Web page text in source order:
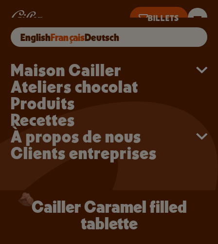
Cailler Caramel filled
EnglishFrançaisDeutsch
Maison Cailler
Ateliers chocolat
Produits
Recettes
À propos de nous
Clients entreprises
BILLETS
10H À 18H · DERNIÈRES VENTES À 17H
Cailler Caramel filled tablette
ACHETER EN LIGNE
Cailler Caramel filled
tablette